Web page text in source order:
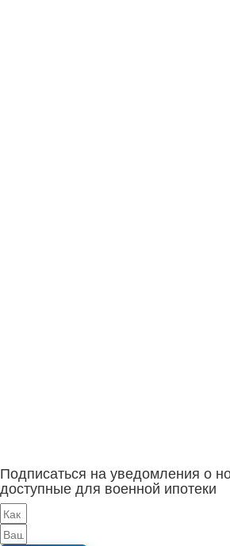
Подписаться на уведомления о
доступные для военной ипотеки